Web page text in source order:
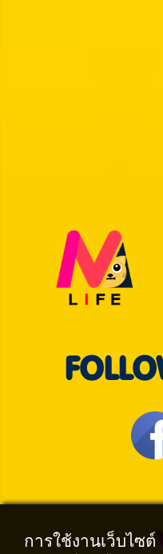
การใช้งานเว็บไซต์